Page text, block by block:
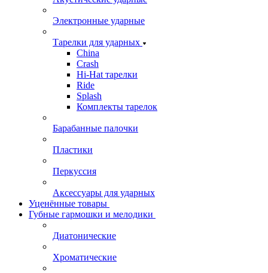
Электронные ударные
Тарелки для ударных
China
Crash
Hi-Hat тарелки
Ride
Splash
Комплекты тарелок
Барабанные палочки
Пластики
Перкуссия
Аксессуары для ударных
Уценённые товары
Губные гармошки и мелодики
Диатонические
Хроматические